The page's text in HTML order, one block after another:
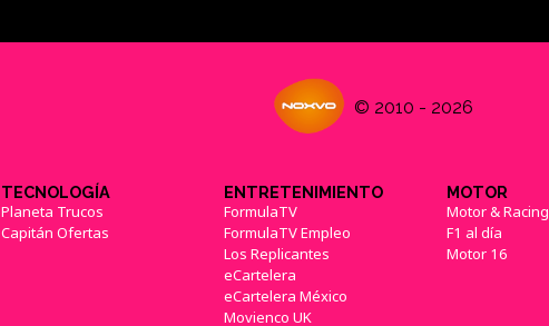
© 2010 - 2026
TECNOLOGÍA
Planeta Trucos
Capitán Ofertas
ENTRETENIMIENTO
FormulaTV
FormulaTV Empleo
Los Replicantes
eCartelera
eCartelera México
Movienco UK
MOTOR
Motor & Racing
F1 al día
Motor 16